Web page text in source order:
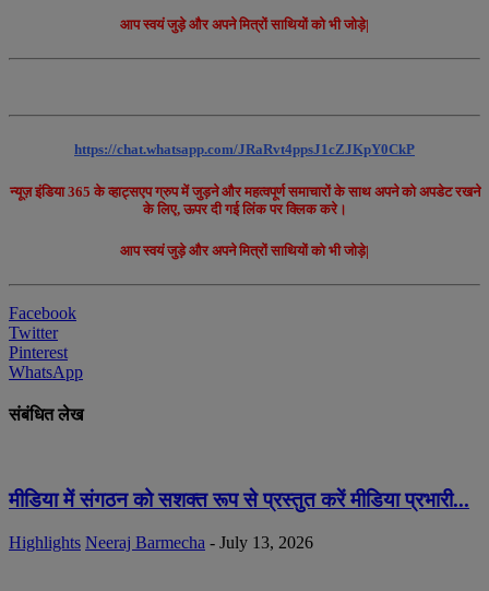
आप स्वयं जुड़े और अपने मित्रों साथियों को भी जोड़े|
https://chat.whatsapp.com/JRaRvt4ppsJ1cZJKpY0CkP
न्यूज़ इंडिया 365 के व्हाट्सएप ग्रुप में जुड़ने और महत्वपूर्ण समाचारों के साथ अपने को अपडेट रखने
के लिए, ऊपर दी गई लिंक पर क्लिक करे।
आप स्वयं जुड़े और अपने मित्रों साथियों को भी जोड़े|
Facebook
Twitter
Pinterest
WhatsApp
संबंधित लेख
मीडिया में संगठन को सशक्त रूप से प्रस्तुत करें मीडिया प्रभारी...
Highlights Neeraj Barmecha - July 13, 2026